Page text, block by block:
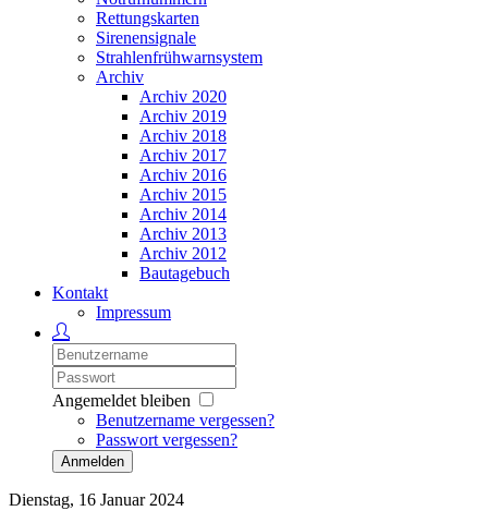
Rettungskarten
Sirenensignale
Strahlenfrühwarnsystem
Archiv
Archiv 2020
Archiv 2019
Archiv 2018
Archiv 2017
Archiv 2016
Archiv 2015
Archiv 2014
Archiv 2013
Archiv 2012
Bautagebuch
Kontakt
Impressum
Angemeldet bleiben
Benutzername vergessen?
Passwort vergessen?
Anmelden
Dienstag, 16 Januar 2024